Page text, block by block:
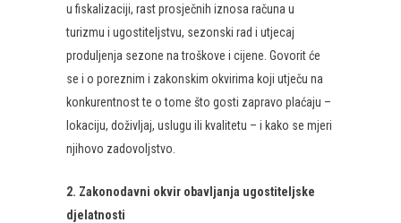
u fiskalizaciji, rast prosječnih iznosa računa u
turizmu i ugostiteljstvu, sezonski rad i utjecaj
produljenja sezone na troškove i cijene. Govorit će
se i o poreznim i zakonskim okvirima koji utječu na
konkurentnost te o tome što gosti zapravo plaćaju –
lokaciju, doživljaj, uslugu ili kvalitetu – i kako se mjeri
njihovo zadovoljstvo.
2. Zakonodavni okvir obavljanja ugostiteljske
djelatnosti